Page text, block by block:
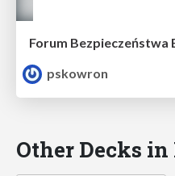
pskowron
Other Decks in